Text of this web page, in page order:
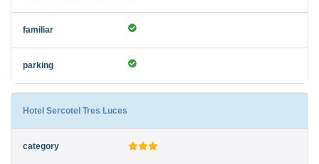
Hotel Sercotel Tres Luces